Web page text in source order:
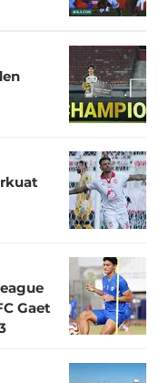
Gaet